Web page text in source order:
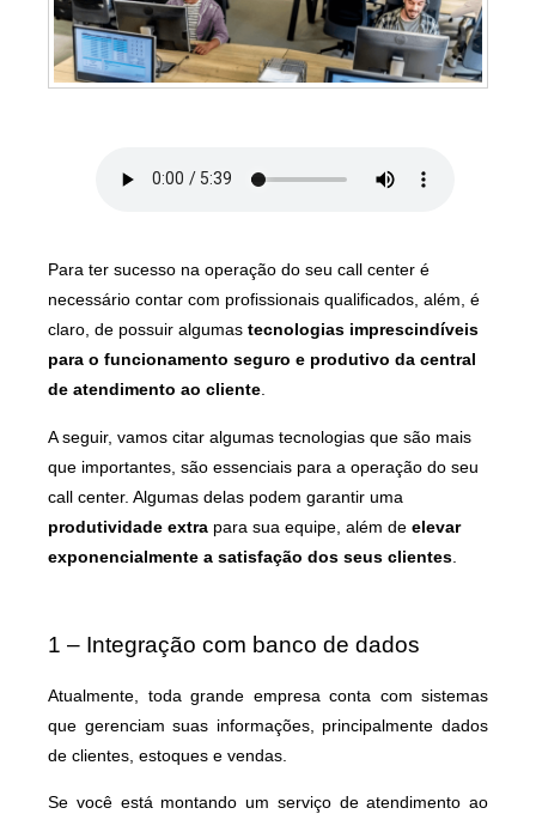
Para ter sucesso na operação do seu call center é
necessário contar com profissionais qualificados, além, é
claro, de possuir algumas tecnologias imprescindíveis
para o funcionamento seguro e produtivo da central
de atendimento ao cliente.
A seguir, vamos citar algumas tecnologias que são mais
que importantes, são essenciais para a operação do seu
call center. Algumas delas podem garantir uma
produtividade extra para sua equipe, além de elevar
exponencialmente a satisfação dos seus clientes
1 – Integração com banco de dados
Atualmente, toda grande empresa conta com sistemas
que gerenciam suas informações, principalmente dados
de clientes, estoques e vendas.
Se você está montando um serviço de atendimento ao